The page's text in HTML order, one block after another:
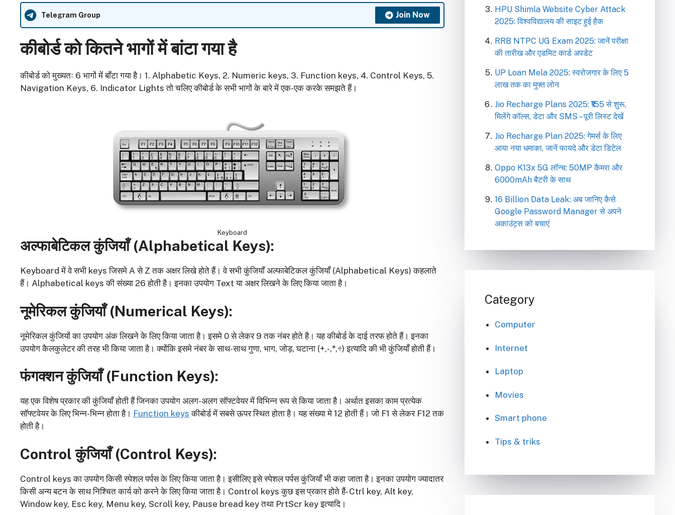
Telegram Group Join Now
कीबोर्ड को कितने भागों में बांटा गया है
कीबोर्ड को मुख्यतः 6 भागों में बाँटा गया है। 1. Alphabetic Keys, 2. Numeric keys, 3. Function keys, 4. Control Keys, 5.
Navigation Keys, 6. Indicator Lights तो चलिए कीबोर्ड के सभी भागों के बारे में एक-एक करके समझते हैं।
Keyboard
अल्फाबेटिकल कुंजियाँ (Alphabetical Keys):
Keyboard में वे सभी keys जिसमे A से Z तक अक्षर लिखे होते हैं। वे सभी कुंजियाँ अल्फाबेटिकल कुंजियाँ (Alphabetical Keys) कहलाते
हैं। Alphabetical keys की संख्या 26 होती है। इनका उपयोग Text या अक्षर लिखने के लिए किया जाता है।
नूमेरिकल कुंजियाँ (Numerical Keys):
नूमेरिकल कुंजियों का उपयोग अंक लिखने के लिए किया जाता है। इसमे 0 से लेकर 9 तक नंबर होते है। यह कीबोर्ड के दाई तरफ होते हैं। इनका
उपयोग कैलकुलेटर की तरह भी किया जाता है। क्योंकि इसमे नंबर के साथ-साथ गुणा, भाग, जोड़, घटाना (+,-,*,÷) इत्यादि की भी कुंजियाँ होती हैं।
फंगक्शन कुंजियाँ (Function Keys):
यह एक विशेष प्रकार की कुंजियाँ होती हैं जिनका उपयोग अलग-अलग सॉफ्टवेयर में विभिन्न रूप से किया जाता है। अर्थात इसका काम प्रत्येक
सॉफ्टवेयर के लिए भिन्न-भिन्न होता है। Function keys कीबोर्ड में सबसे ऊपर स्थित होता है। यह संख्या मे 12 होती हैं। जो F1 से लेकर F12 तक
होती है।
Control कुंजियाँ (Control Keys):
Control keys का उपयोग किसी स्पेशल पर्पस के लिए किया जाता है। इसीलिए इसे स्पेशल पर्पस कुंजियाँ भी कहा जाता है। इनका उपयोग ज्यादातर
किसी अन्य बटन के साथ निश्चित कार्य को करने के लिए किया जाता है। Control keys कुछ इस प्रकार होते हैं- Ctrl key, Alt key,
Window key, Esc key, Menu key, Scroll key, Pause bread key तथा PrtScr key इत्यादि।
HPU Shimla Website Cyber Attack
2025: विश्वविद्यालय की साइट हुई हैक
RRB NTPC UG Exam 2025: जानें परीक्षा
की तारीख और एडमिट कार्ड अपडेट
UP Loan Mela 2025: स्वरोजगार के लिए 5
लाख तक का मुफ्त लोन
Jio Recharge Plans 2025: ₹155 से शुरू,
मिलेंगे कॉल्स, डेटा और SMS – पूरी लिस्ट देखें
Jio Recharge Plan 2025: गेमर्स के लिए
आया नया धमाका, जानें फायदे और डेटा डिटेल
Oppo K13x 5G लॉन्च: 50MP कैमरा और
6000mAh बैटरी के साथ
16 Billion Data Leak: अब जानिए कैसे
Google Password Manager से अपने
अकाउंट्स को बचाएं
Category
Computer
Internet
Laptop
Movies
Smart phone
Tips & triks